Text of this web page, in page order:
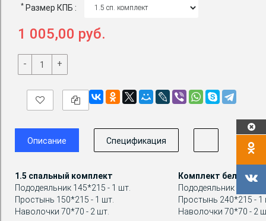
* Размер КПБ :
1 005,00 руб.
- +
Описание Спецификация
1.5 спальный комплект
Комплект белья
Пододеяльник 145*215 - 1 шт.
Простынь 150*215 - 1 шт.
Наволочки 70*70 - 2 шт.
Пододеяльник
Простынь 240*215 - 1
Наволочки 70*70 - 2